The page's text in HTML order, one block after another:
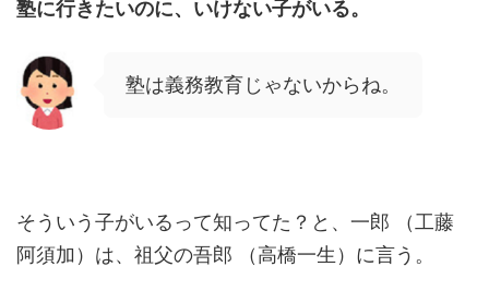
塾に行きたいのに、いけない子がいる。
塾は義務教育じゃないからね。
そういう子がいるって知ってた？と、一郎 （工藤
阿須加）は、祖父の吾郎 （高橋一生）に言う。